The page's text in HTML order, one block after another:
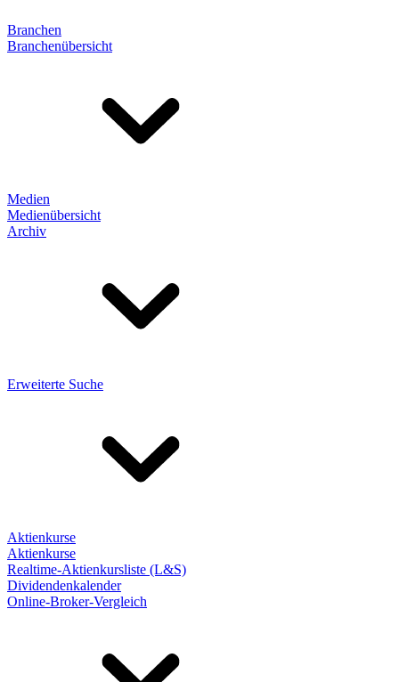
Branchen
Branchenübersicht
Medien
Medienübersicht
Archiv
Erweiterte Suche
Aktienkurse
Aktienkurse
Realtime-Aktienkursliste (L&S)
Dividendenkalender
Online-Broker-Vergleich